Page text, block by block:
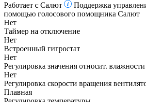
Работает с Салют
Поддержка
помощью голосового помощника Салют
Нет
Таймер на отключение
Нет
Встроенный гигростат
Нет
Регулировка значения относит. влажности
Нет
Регулировка скорости вращения
Плавная